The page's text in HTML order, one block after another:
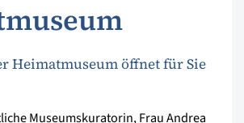
Heimatmuseum öffnet für Sie
Museumskuratorin, Frau Andrea